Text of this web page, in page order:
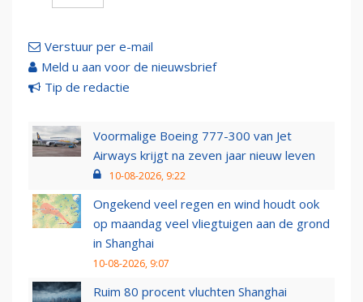
Verstuur per e-mail
Meld u aan voor de nieuwsbrief
Tip de redactie
Voormalige Boeing 777-300 van Jet
Airways krijgt na zeven jaar nieuw leven
10-08-2026, 9:22
Ongekend veel regen en wind houdt ook
op maandag veel vliegtuigen aan de grond
in Shanghai
10-08-2026, 9:07
Ruim 80 procent vluchten Shanghai